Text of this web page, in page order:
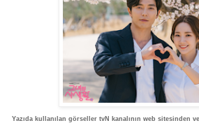
Yazıda kullanılan görseller tvN kanalının web sitesinden